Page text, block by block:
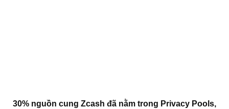
30% nguồn cung Zcash đã nằm trong Privacy Pools,